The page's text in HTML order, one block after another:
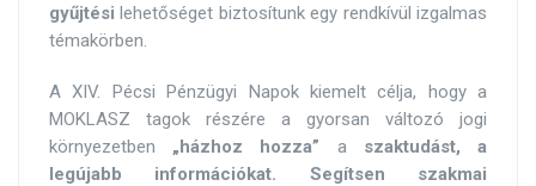
gyűjtésilehetőséget biztosítunk egy rendkívül izgalmas
témakörben.
A XIV. Pécsi Pénzügyi Napok kiemelt célja, hogy a
MOKLASZ tagok részére a gyorsan változó jogi
környezetben „házhoz hozza” a szaktudást, a
legújabb információkat. Segítsen szakmai